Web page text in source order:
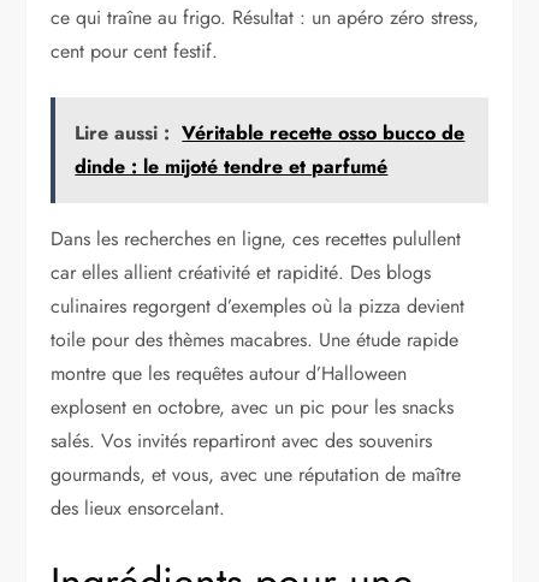
ce qui traîne au frigo. Résultat : un apéro zéro stress,
cent pour cent festif.
Lire aussi : Véritable recette osso bucco de
dinde : le mijoté tendre et parfumé
Dans les recherches en ligne, ces recettes pulullent
car elles allient créativité et rapidité. Des blogs
culinaires regorgent d’exemples où la pizza devient
toile pour des thèmes macabres. Une étude rapide
montre que les requêtes autour d’Halloween
explosent en octobre, avec un pic pour les snacks
salés. Vos invités repartiront avec des souvenirs
gourmands, et vous, avec une réputation de maître
des lieux ensorcelant.